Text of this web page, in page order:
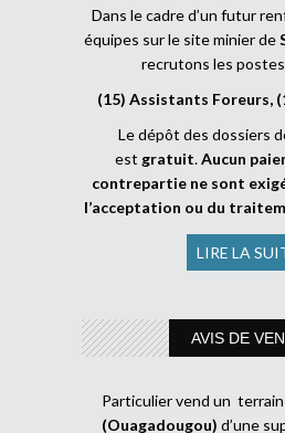
Dans le cadre d’un futur
équipes sur le site minier de
recrutons les
(15) Assistants Foreurs,
Le dépôt des dossiers
est gratuit.Aucun
contrepartie ne sont
l’acceptation ou du
LIRE LA
AVIS DE
Particulier vend un
(Ouagadougou) d’une